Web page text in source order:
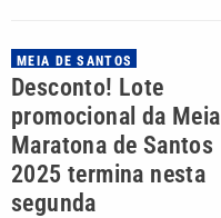
MEIA DE SANTOS
Desconto! Lote
promocional da Meia
Maratona de Santos
2025 termina nesta
segunda